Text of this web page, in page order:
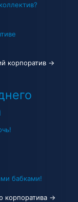
корпоратив →
бабками!
корпоратива →